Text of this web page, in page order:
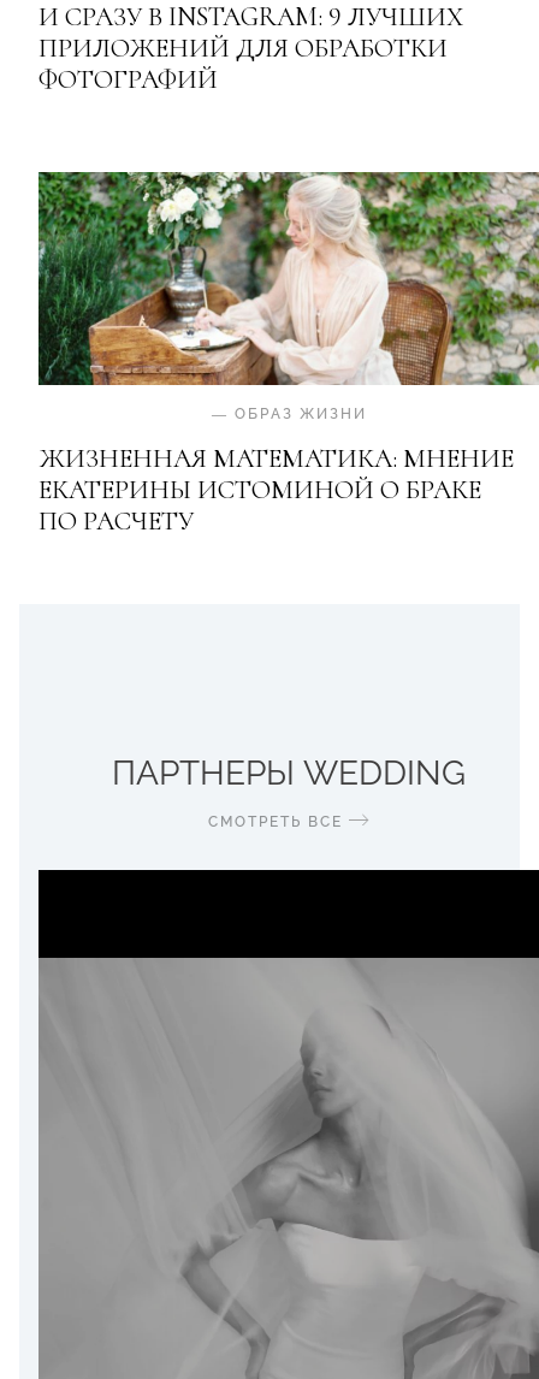
И СРАЗУ В INSTAGRAM: 9 ЛУЧШИХ
ПРИЛОЖЕНИЙ ДЛЯ ОБРАБОТКИ
ФОТОГРАФИЙ
— ОБРАЗ ЖИЗНИ
ЖИЗНЕННАЯ МАТЕМАТИКА: МНЕНИЕ
ЕКАТЕРИНЫ ИСТОМИНОЙ О БРАКЕ
ПО РАСЧЕТУ
ПАРТНЕРЫ WEDDING
СМОТРЕТЬ ВСЕ